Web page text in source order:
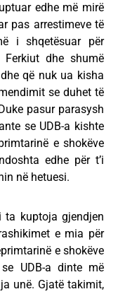
edhe më mirë
pas arrestimeve të
i shqetësuar për
dhe shumë
që nuk ua kisha
se duhet të
pasur parasysh
se UDB-a kishte
e shokëve
edhe për t’i
në hetuesi.
kuptoja gjendjen
e mia për
e shokëve
UDB-a dinte më
unë. Gjatë takimit,